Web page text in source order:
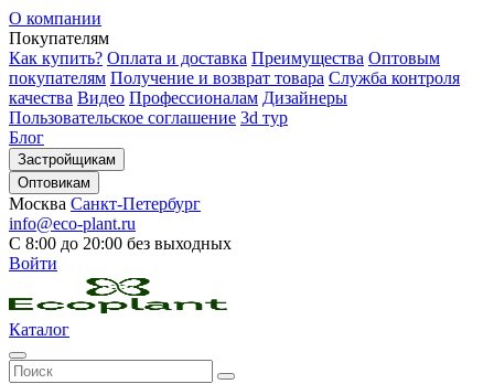
О компании
Покупателям
Как купить? Оплата и доставка Преимущества Оптовым
покупателям Получение и возврат товара Служба контроля
качества Видео Профессионалам Дизайнеры
Пользовательское соглашение 3d тур
Блог
Застройщикам
Оптовикам
Москва Санкт-Петербург
info@eco-plant.ru
С 8:00 до 20:00 без выходных
Войти
Каталог